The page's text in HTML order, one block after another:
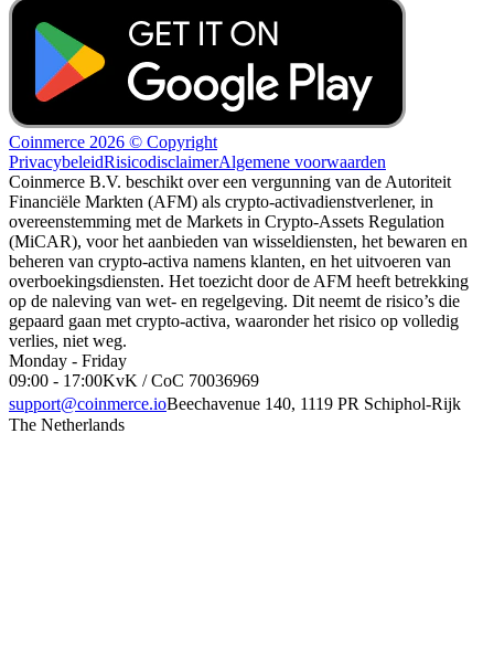
Coinmerce 2026 © Copyright
PrivacybeleidRisicodisclaimerAlgemene voorwaarden
Coinmerce B.V. beschikt over een vergunning van de Autoriteit
Financiële Markten (AFM) als crypto-activadienstverlener, in
overeenstemming met de Markets in Crypto-Assets Regulation
(MiCAR), voor het aanbieden van wisseldiensten, het bewaren en
beheren van crypto-activa namens klanten, en het uitvoeren van
overboekingsdiensten. Het toezicht door de AFM heeft betrekking
op de naleving van wet- en regelgeving. Dit neemt de risico’s die
gepaard gaan met crypto-activa, waaronder het risico op volledig
verlies, niet weg.
Monday - Friday
09:00 - 17:00KvK / CoC 70036969
support@coinmerce.ioBeechavenue 140, 1119 PR Schiphol-Rijk
The Netherlands